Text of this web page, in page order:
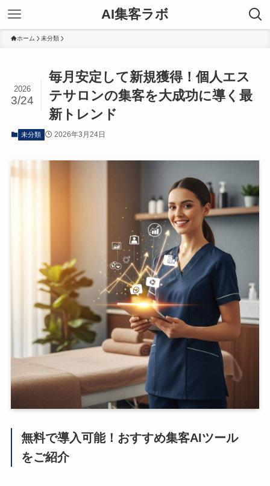
AI集客ラボ
ホーム 未分類
毎月安定して新規獲得！個人エス
テサロンの集客を大成功に導く最
新トレンド
2026
3/24
未分類 2026年3月24日
無料で導入可能！おすすめ集客AIツール
をご紹介